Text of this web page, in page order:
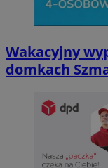
Wakacyjny
domkach